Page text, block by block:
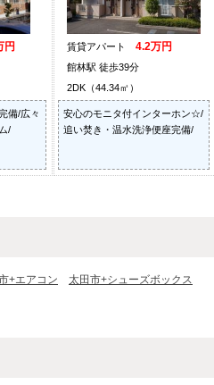
円
備/広々
/
賃貸アパート 4.2万円
館林駅 徒歩39分
2DK（44.34㎡）
安心のモニタ付インターホン☆/
追い焚き・温水洗浄便座完備/
+エアコン 太田市+シューズボックス